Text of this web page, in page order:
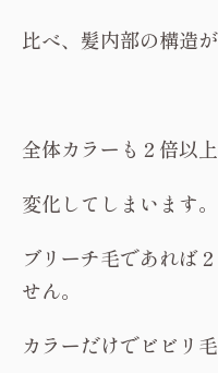
比べ、髪内部の構造
全体カラーも２倍以
変化してしまいます。
ブリーチ毛であれば
せん。
カラーだけでビビリ